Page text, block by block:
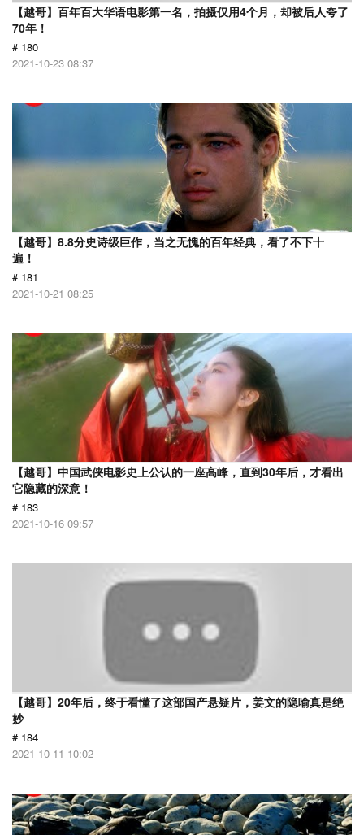
【越哥】百年百大华语电影第一名，拍摄仅用4个月，却被后人夸了
70年！
# 180
2021-10-23 08:37
【越哥】8.8分史诗级巨作，当之无愧的百年经典，看了不下十
遍！
# 181
2021-10-21 08:25
【越哥】中国武侠电影史上公认的一座高峰，直到30年后，才看出
它隐藏的深意！
# 183
2021-10-16 09:57
【越哥】20年后，终于看懂了这部国产悬疑片，姜文的隐喻真是绝
妙
# 184
2021-10-11 10:02